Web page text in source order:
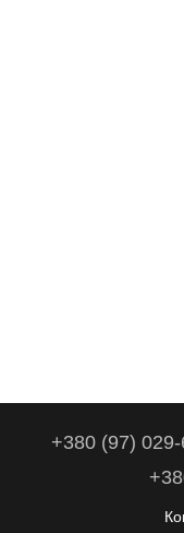
+380 (97)